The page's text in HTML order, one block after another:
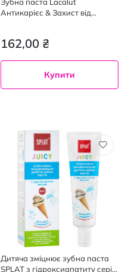
Антикарієс & Захист від
162,00 ₴
Купити
Дитяча зміцнює зубна паста
SPLAT з гідроксиапатиту серії